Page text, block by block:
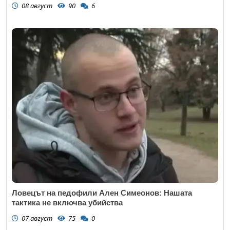
08 август 90 6
Ловецът на педофили Ален Симеонов: Нашата
тактика не включва убийства
07 август 75 0